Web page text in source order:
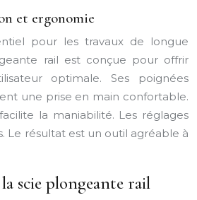
et ergonomie
pour les travaux de longue
rail est conçue pour offrir
optimale. Ses poignées
une prise en main confortable.
la maniabilité. Les réglages
Le résultat est un outil agréable à
scie plongeante rail